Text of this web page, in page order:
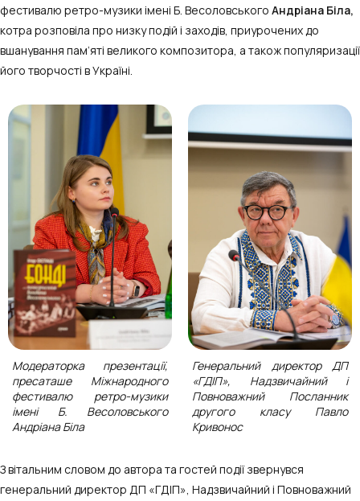
фестивалю ретро-музики імені Б. Весоловського Андріана Біла,
котра розповіла про низку подій і заходів, приурочених до
вшанування пам’яті великого композитора, а також популяризації
його творчості в Україні.
Модераторка презентації,
пресаташе Міжнародного
фестивалю ретро-музики
імені Б. Весоловського
Андріана Біла
Генеральний директор ДП
«ГДІП», Надзвичайний і
Повноважний Посланник
другого класу Павло
Кривонос
З вітальним словом до автора та гостей події звернувся
генеральний директор ДП «ГДІП», Надзвичайний і Повноважний